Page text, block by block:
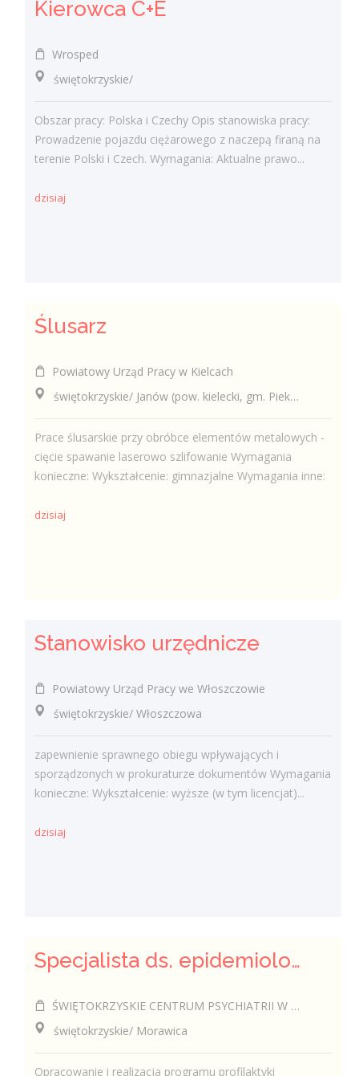
Kierowca C+E
Wrosped
świętokrzyskie/
Obszar pracy: Polska i Czechy Opis stanowiska pracy:
Prowadzenie pojazdu ciężarowego z naczepą firaną na
terenie Polski i Czech. Wymagania: Aktualne prawo...
dzisiaj
Ślusarz
Powiatowy Urząd Pracy w Kielcach
świętokrzyskie/ Janów (pow. kielecki, gm. Piekoszów), Janów
Prace ślusarskie przy obróbce elementów metalowych -
cięcie spawanie laserowo szlifowanie Wymagania
konieczne: Wykształcenie: gimnazjalne Wymagania inne:
dzisiaj
Stanowisko urzędnicze
Powiatowy Urząd Pracy we Włoszczowie
świętokrzyskie/ Włoszczowa
zapewnienie sprawnego obiegu wpływających i
sporządzonych w prokuraturze dokumentów Wymagania
konieczne: Wykształcenie: wyższe (w tym licencjat)...
dzisiaj
Specjalista ds. epidemiologii (k/m)
ŚWIĘTOKRZYSKIE CENTRUM PSYCHIATRII W MORAWICY
świętokrzyskie/ Morawica
Opracowanie i realizacja programu profilaktyki